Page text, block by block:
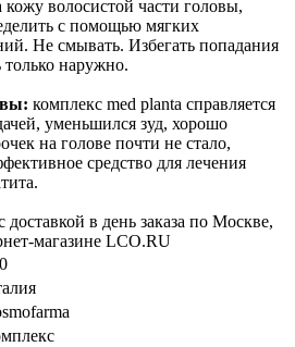
волосистой части головы,
с помощью мягких
Не смывать. Избегать попадания
только наружно.
комплекс med planta справляется
уменьшился зуд, хорошо
на голове почти не стало,
средство для лечения
доставкой в день заказа по Москве,
магазине LCO.RU